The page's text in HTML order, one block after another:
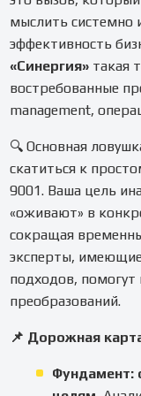
мыслить системно
эффективность
«Синергия» такая
востребованные
management,
🔍 Основная
скатиться к
9001. Ваша цель
«оживают» в
сокращая
эксперты,
подходов, помогут
преобразований.
📌 Дорожная
Фундамент: